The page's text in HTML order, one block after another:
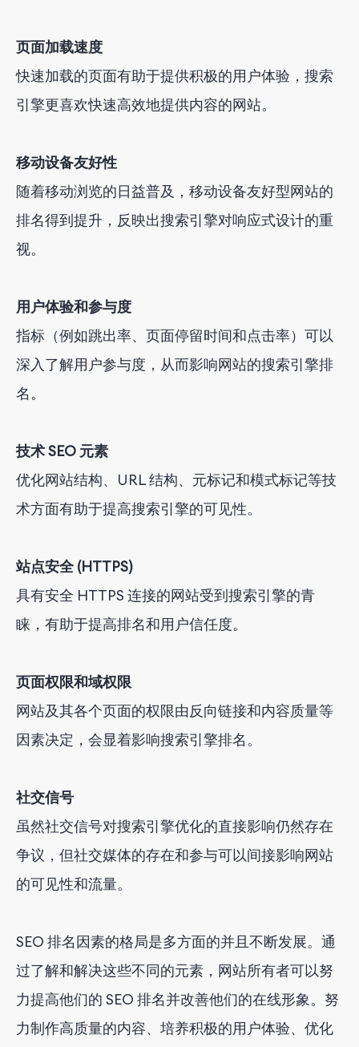
页面加载速度
快速加载的页面有助于提供积极的用户体验，搜索
引擎更喜欢快速高效地提供内容的网站。
移动设备友好性
随着移动浏览的日益普及，移动设备友好型网站的
排名得到提升，反映出搜索引擎对响应式设计的重
视。
用户体验和参与度
指标（例如跳出率、页面停留时间和点击率）可以
深入了解用户参与度，从而影响网站的搜索引擎排
名。
技术 SEO 元素
优化网站结构、URL 结构、元标记和模式标记等技
术方面有助于提高搜索引擎的可见性。
站点安全 (HTTPS)
具有安全 HTTPS 连接的网站受到搜索引擎的青
睐，有助于提高排名和用户信任度。
页面权限和域权限
网站及其各个页面的权限由反向链接和内容质量等
因素决定，会显着影响搜索引擎排名。
社交信号
虽然社交信号对搜索引擎优化的直接影响仍然存在
争议，但社交媒体的存在和参与可以间接影响网站
的可见性和流量。
SEO 排名因素的格局是多方面的并且不断发展。通
过了解和解决这些不同的元素，网站所有者可以努
力提高他们的 SEO 排名并改善他们的在线形象。努
力制作高质量的内容、培养积极的用户体验、优化